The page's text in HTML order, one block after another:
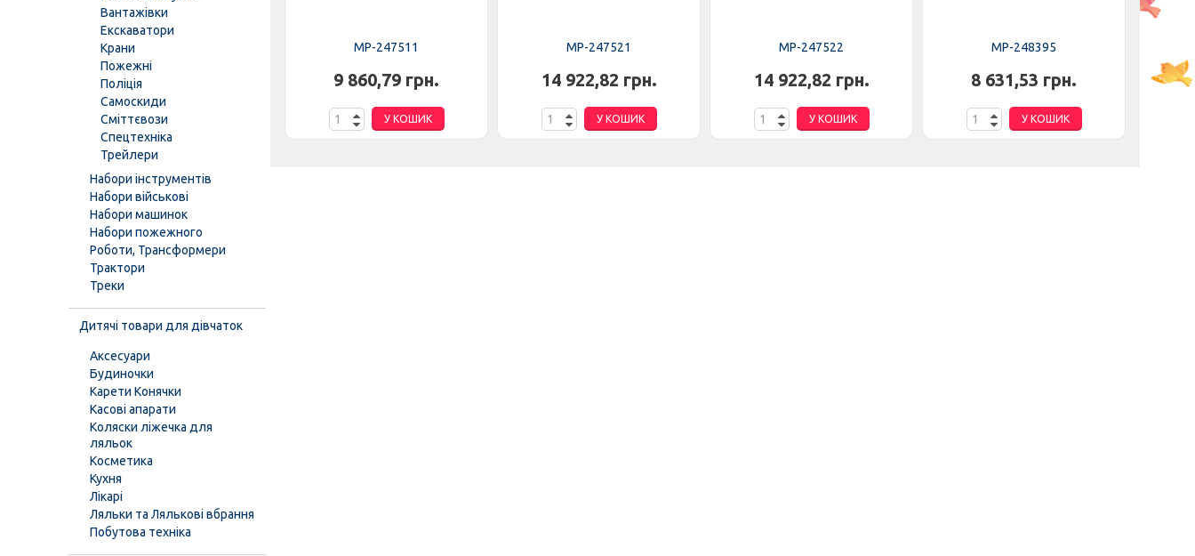
8 446,37 грн.
MP-247511
9 860,79 грн.
У КОШИК
MP-247521
14 922,82 грн.
У КОШИК
MP-247522
14 922,82 грн.
У КОШИК
MP-248395
8 631,53 грн.
У КОШИК
Вантажівки
Екскаватори
Крани
Пожежні
Поліція
Самоскиди
Сміттєвози
Спецтехніка
Трейлери
Набори інструментів
Набори військові
Набори машинок
Набори пожежного
Роботи, Трансформери
Трактори
Треки
Дитячі товари для дівчаток
Аксесуари
Будиночки
Карети Конячки
Касові апарати
Коляски ліжечка для
ляльок
Косметика
Кухня
Лікарі
Ляльки та Лялькові вбрання
Побутова техніка